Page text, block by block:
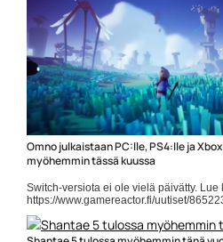
https://www.gamereactor.fi/uutiset/
Yleinen
Omno julkaistaan PC:lle, PS4:lle ja
myöhemmin tässä kuussa
Switch-versiota ei ole vielä päivätty. Lue
https://www.gamereactor.fi/uutiset/
rs=rss...
Yleinen